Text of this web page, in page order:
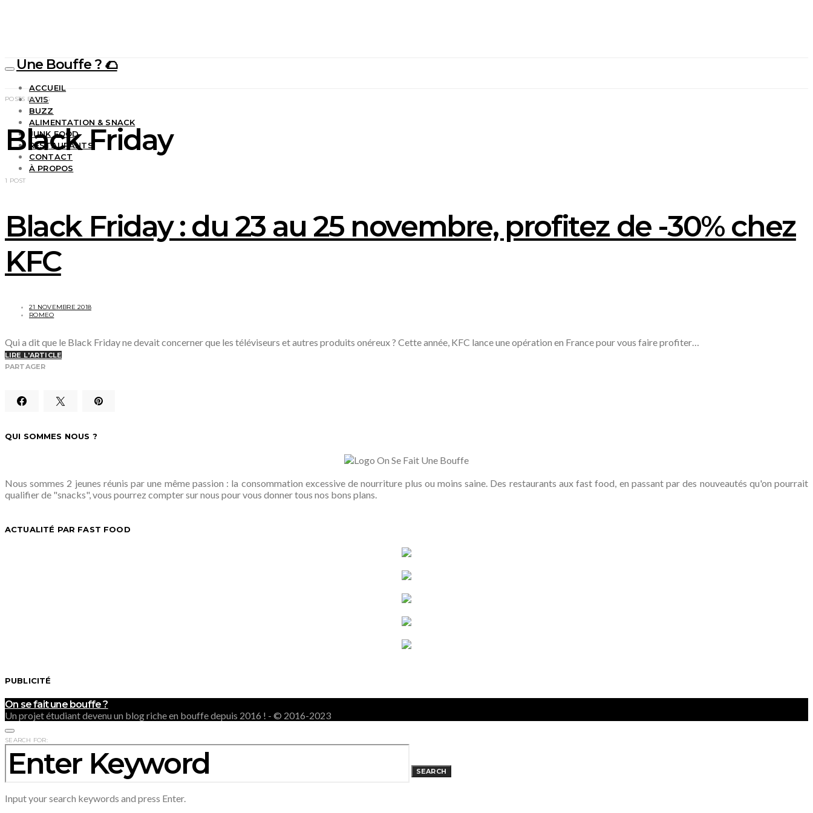
Une Bouffe ? 🌮
ACCUEIL
AVIS
BUZZ
ALIMENTATION & SNACK
JUNK FOOD
RESTAURANTS
CONTACT
À PROPOS
POSTS BY TAG
Black Friday
1 POST
Black Friday : du 23 au 25 novembre, profitez de -30% chez
KFC
21 NOVEMBRE 2018
ROMEO
Qui a dit que le Black Friday ne devait concerner que les téléviseurs et autres produits onéreux ? Cette année, KFC lance une opération en France pour vous faire profiter…
LIRE L'ARTICLE
PARTAGER
QUI SOMMES NOUS ?
Nous sommes 2 jeunes réunis par une même passion : la consommation excessive de nourriture plus ou moins saine. Des restaurants aux fast food, en passant par des nouveautés qu'on pourrait
qualifier de "snacks", vous pourrez compter sur nous pour vous donner tous nos bons plans.
ACTUALITÉ PAR FAST FOOD
PUBLICITÉ
On se fait une bouffe ?
Un projet étudiant devenu un blog riche en bouffe depuis 2016 ! - © 2016-2023
SEARCH FOR:
SEARCH
Input your search keywords and press Enter.